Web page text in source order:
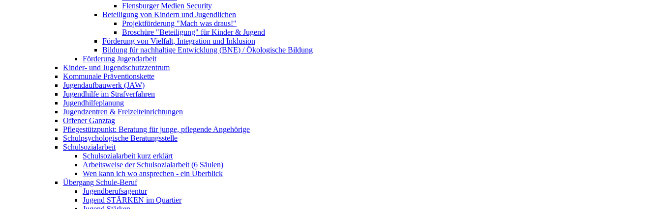
Flensburger Medien Security
Beteiligung von Kindern und Jugendlichen
Projektförderung "Mach was draus!"
Broschüre "Beteiligung" für Kinder & Jugend
Förderung von Vielfalt, Integration und Inklusion
Bildung für nachhaltige Entwicklung (BNE) / Ökologische Bildung
Förderung Jugendarbeit
Kinder- und Jugendschutzzentrum
Kommunale Präventionskette
Jugendaufbauwerk (JAW)
Jugendhilfe im Strafverfahren
Jugendhilfeplanung
Jugendzentren & Freizeiteinrichtungen
Offener Ganztag
Pflegestützpunkt: Beratung für junge, pflegende Angehörige
Schulpsychologische Beratungsstelle
Schulsozialarbeit
Schulsozialarbeit kurz erklärt
Arbeitsweise der Schulsozialarbeit (6 Säulen)
Wen kann ich wo ansprechen - ein Überblick
Übergang Schule-Beruf
Jugendberufsagentur
Jugend STÄRKEN im Quartier